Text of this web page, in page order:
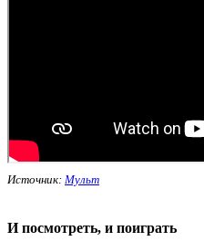
Источник: Мульт
И посмотреть, и поиграть